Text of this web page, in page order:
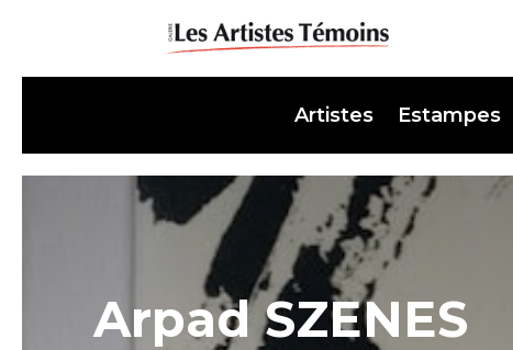
Artistes Estampes
Arpad SZENES